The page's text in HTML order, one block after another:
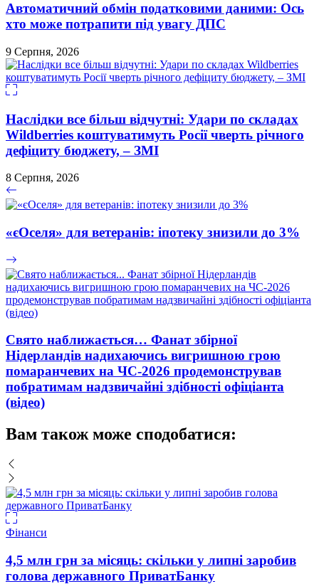
Автоматичний обмін податковими даними: Ось
хто може потрапити під увагу ДПС
9 Серпня, 2026
Наслідки все більш відчутні: Удари по складах
Wildberries коштуватимуть Росії чверть річного
дефіциту бюджету, – ЗМІ
8 Серпня, 2026
«єОселя» для ветеранів: іпотеку знизили до 3%
Свято наближається… Фанат збірної
Нідерландів надихаючись вигришною грою
помаранчевих на ЧС-2026 продемонстрував
побратимам надзвичайні здібності офіціанта
(відео)
Вам також може сподобатися:
Фінанси
4,5 млн грн за місяць: скільки у липні заробив
голова державного ПриватБанку